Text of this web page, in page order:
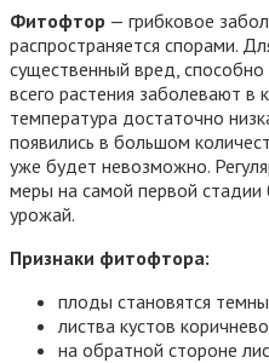
Фитофтор — грибковое
распространяется спорами.
существенный вред,
всего растения заболевают в
температура достаточно
появились в большом
уже будет невозможно.
меры на самой первой стадии
урожай.
Признаки фитофтора:
плоды становятся
листва кустов
на обратной стороне